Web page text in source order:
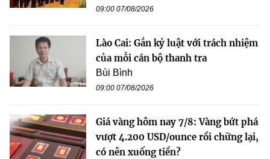
09:00 07/08/2026
Lào Cai: Gắn kỷ luật với trách nhiệm
của mỗi cán bộ thanh tra
Bùi Bình
09:00 07/08/2026
Giá vàng hôm nay 7/8: Vàng bứt phá
vượt 4.200 USD/ounce rồi chững lại,
có nên xuống tiền?